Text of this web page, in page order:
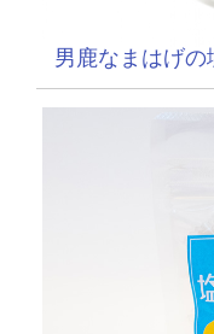
男鹿なまはげの